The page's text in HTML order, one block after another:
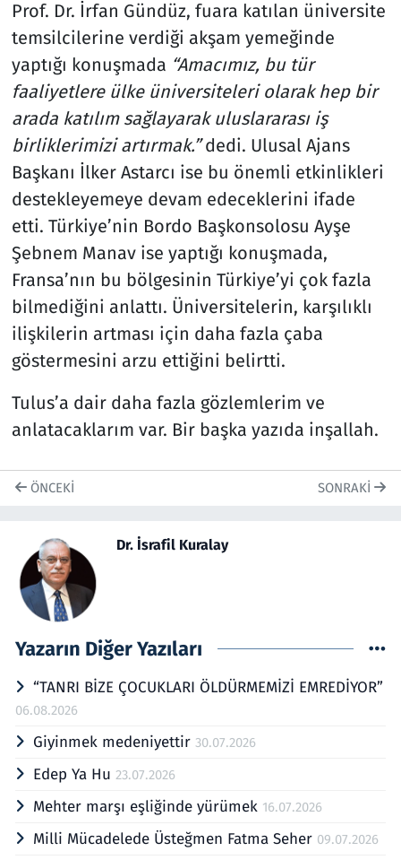
Prof. Dr. İrfan Gündüz, fuara katılan üniversite
temsilcilerine verdiği akşam yemeğinde
yaptığı konuşmada “Amacımız, bu tür
faaliyetlere ülke üniversiteleri olarak hep bir
arada katılım sağlayarak uluslararası iş
birliklerimizi artırmak.”dedi. Ulusal Ajans
Başkanı İlker Astarcı ise bu önemli etkinlikleri
destekleyemeye devam edeceklerini ifade
etti. Türkiye’nin Bordo Başkonsolosu Ayşe
Şebnem Manav ise yaptığı konuşmada,
Fransa’nın bu bölgesinin Türkiye’yi çok fazla
bilmediğini anlattı. Üniversitelerin, karşılıklı
ilişkilerin artması için daha fazla çaba
göstermesini arzu ettiğini belirtti.
Tulus’a dair daha fazla gözlemlerim ve
anlatacaklarım var. Bir başka yazıda inşallah.
ÖNCEKI SONRAKI
Dr. İsrafil Kuralay
Yazarın Diğer Yazıları
“TANRI BİZE ÇOCUKLARI ÖLDÜRMEMİZİ EMREDİYOR”
06.08.2026
Giyinmek medeniyettir 30.07.2026
Edep Ya Hu 23.07.2026
Mehter marşı eşliğinde yürümek 16.07.2026
Milli Mücadelede Üsteğmen Fatma Seher 09.07.2026